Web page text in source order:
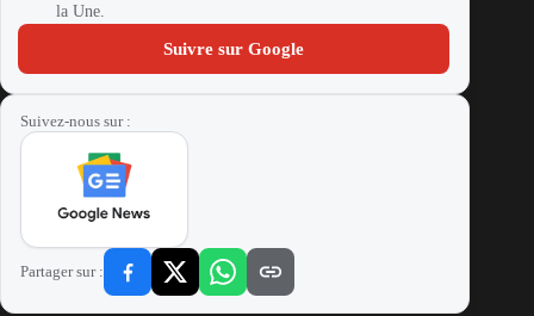
la Une.
Suivre sur Google
Suivez-nous sur :
Partager sur :